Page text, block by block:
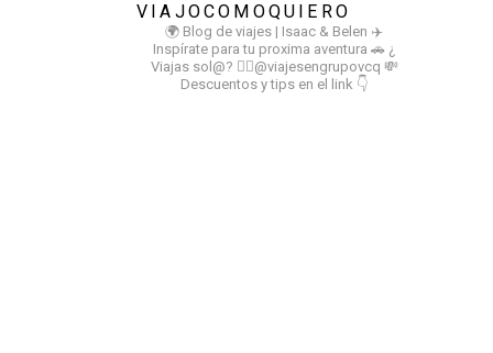
VIAJOCOMOQUIERO
🌍 Blog de viajes | Isaac & Belen ✈️
Inspírate para tu proxima aventura 🚗 ¿
Viajas sol@? 👉🏻@viajesengrupovcq 💸
Descuentos y tips en el link 👇